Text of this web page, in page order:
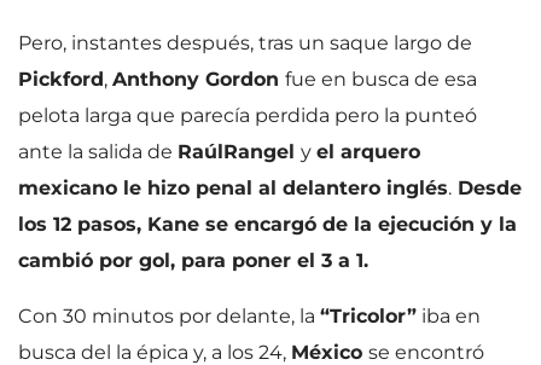
Pero, instantes después, tras un saque largo de
Pickford, Anthony Gordon fue en busca de esa
pelota larga que parecía perdida pero la punteó
ante la salida de RaúlRangel y el arquero
mexicano le hizo penal al delantero inglés. Desde
los 12 pasos, Kane se encargó de la ejecución y la
cambió por gol, para poner el 3 a 1.
Con 30 minutos por delante, la “Tricolor” iba en
busca del la épica y, a los 24, México se encontró